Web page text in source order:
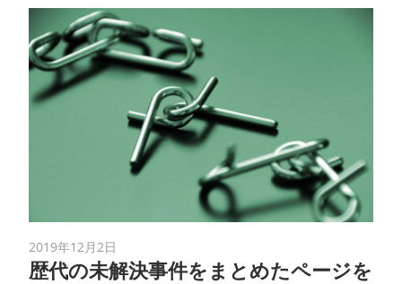
2019年12月2日
歴代の未解決事件をまとめたページを